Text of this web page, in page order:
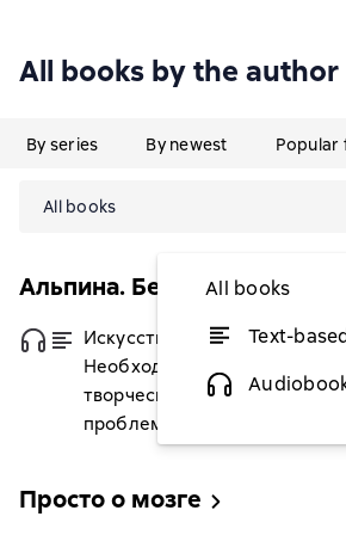
All books by the author
By series By newest Popular
All books
All books
Text-
Альпина. Бестселлер
Искусство системного
Необходимые знания о
творческом подходе к
проблем
Просто о мозге